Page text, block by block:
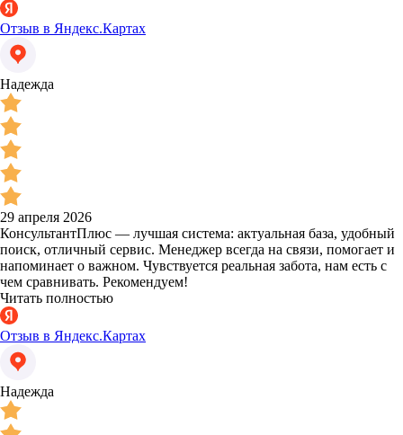
Отзыв в Яндекс.Картах
Надежда
29 апреля 2026
КонсультантПлюс — лучшая система: актуальная база, удобный
поиск, отличный сервис. Менеджер всегда на связи, помогает и
напоминает о важном. Чувствуется реальная забота, нам есть с
чем сравнивать. Рекомендуем!
Читать полностью
Отзыв в Яндекс.Картах
Надежда